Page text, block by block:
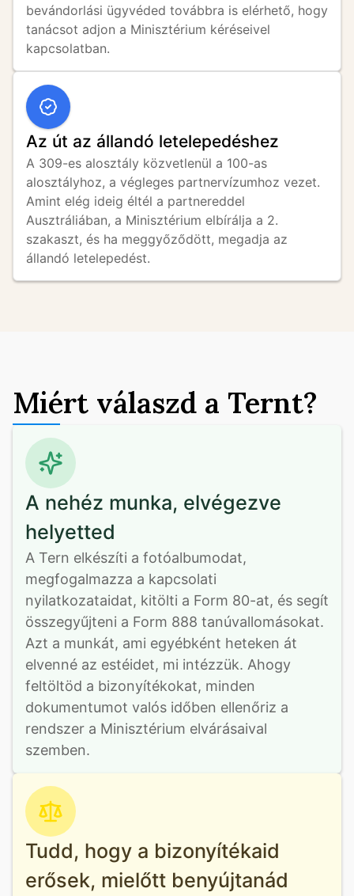
bevándorlási ügyvéded továbbra is elérhető, hogy
tanácsot adjon a Minisztérium kéréseivel
kapcsolatban.
Az út az állandó letelepedéshez
A 309-es alosztály közvetlenül a 100-as
alosztályhoz, a végleges partnervízumhoz vezet.
Amint elég ideig éltél a partnereddel
Ausztráliában, a Minisztérium elbírálja a 2.
szakaszt, és ha meggyőződött, megadja az
állandó letelepedést.
Miért válaszd a Ternt?
A nehéz munka, elvégezve
helyetted
A Tern elkészíti a fotóalbumodat,
megfogalmazza a kapcsolati
nyilatkozataidat, kitölti a Form 80-at, és segít
összegyűjteni a Form 888 tanúvallomásokat.
Azt a munkát, ami egyébként heteken át
elvenné az estéidet, mi intézzük. Ahogy
feltöltöd a bizonyítékokat, minden
dokumentumot valós időben ellenőriz a
rendszer a Minisztérium elvárásaival
szemben.
Tudd, hogy a bizonyítékaid
erősek, mielőtt benyújtanád